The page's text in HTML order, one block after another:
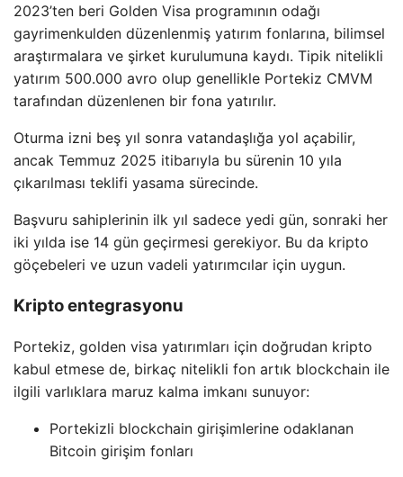
2023’ten beri Golden Visa programının odağı
gayrimenkulden düzenlenmiş yatırım fonlarına, bilimsel
araştırmalara ve şirket kurulumuna kaydı. Tipik nitelikli
yatırım 500.000 avro olup genellikle Portekiz CMVM
tarafından düzenlenen bir fona yatırılır.
Oturma izni beş yıl sonra vatandaşlığa yol açabilir,
ancak Temmuz 2025 itibarıyla bu sürenin 10 yıla
çıkarılması teklifi yasama sürecinde.
Başvuru sahiplerinin ilk yıl sadece yedi gün, sonraki her
iki yılda ise 14 gün geçirmesi gerekiyor. Bu da kripto
göçebeleri ve uzun vadeli yatırımcılar için uygun.
Kripto entegrasyonu
Portekiz, golden visa yatırımları için doğrudan kripto
kabul etmese de, birkaç nitelikli fon artık blockchain ile
ilgili varlıklara maruz kalma imkanı sunuyor:
Portekizli blockchain girişimlerine odaklanan
Bitcoin girişim fonları